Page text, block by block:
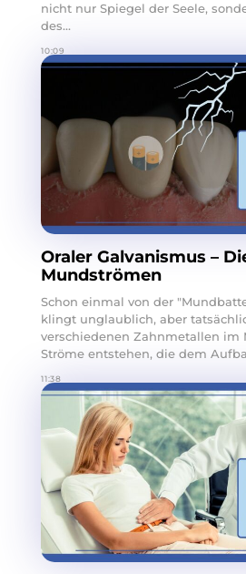
nicht nur Spiegel der Seele,
des...
10:09
Oraler Galvanismus –
Mundströmen
Schon einmal von der
klingt unglaublich, aber
verschiedenen Zahnmetallen im
Ströme entstehen, die dem
11:38